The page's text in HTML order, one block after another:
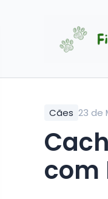
Cães 23 de
com